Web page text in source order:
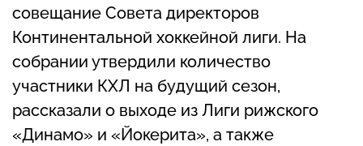
совещание Совета директоров
Континентальной хоккейной лиги. На
собрании утвердили количество
участники КХЛ на будущий сезон,
рассказали о выходе из Лиги рижского
«Динамо» и «Йокерита», а также